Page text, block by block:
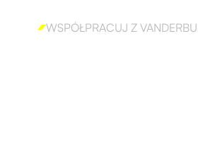
WSPÓŁPRACUJ Z